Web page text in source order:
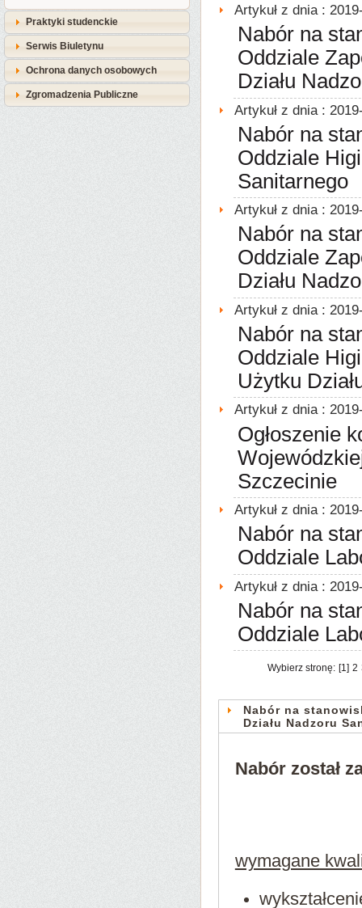
Praktyki studenckie
Serwis Biuletynu
Ochrona danych osobowych
Zgromadzenia Publiczne
Artykuł z dnia :
Nabór na
Oddziale
Działu
Artykuł z dnia :
Nabór na
Oddziale
Sanitarnego
Artykuł z dnia :
Nabór na
Oddziale
Działu
Artykuł z dnia :
Nabór na
Oddziale
Użytku
Artykuł z dnia :
Ogłoszenie
Szczecinie
Artykuł z dnia :
Nabór na
Oddziale
Artykuł z dnia :
Nabór na
Oddziale
Wybierz stronę: [1] 2
Nabór na
Działu Nadzoru
Nabór został
wymagane